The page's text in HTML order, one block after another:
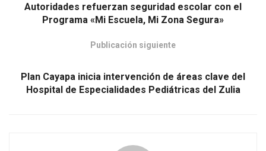
Autoridades refuerzan seguridad escolar con el
Programa «Mi Escuela, Mi Zona Segura»
Publicación siguiente
Plan Cayapa inicia intervención de áreas clave del
Hospital de Especialidades Pediátricas del Zulia